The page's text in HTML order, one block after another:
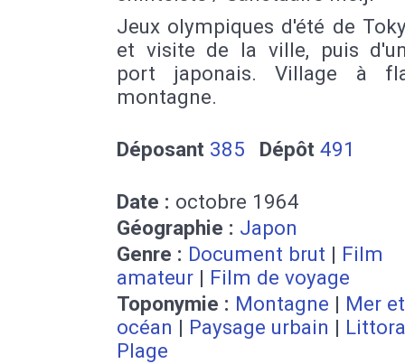
Jeux olympiques d'été de
et visite de la ville, puis
port japonais. Village à
montagne.
Déposant 385 Dépôt 491
Date : octobre 1964
Géographie : Japon
Genre : Document brut | Film
amateur | Film de voyage
Toponymie : Montagne | Mer et
océan | Paysage urbain |
Plage